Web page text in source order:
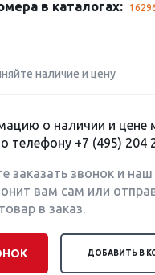
в каталогах:
наличие и цену
о наличии и цене
телефону +7 (495) 204
заказать звонок и наш
вам сам или
в заказ.
ДОБАВИТЬ В